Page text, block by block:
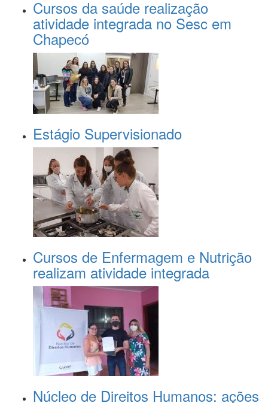
Cursos da saúde realização
atividade integrada no Sesc em
Chapecó
Estágio Supervisionado
Cursos de Enfermagem e Nutrição
realizam atividade integrada
Núcleo de Direitos Humanos: ações